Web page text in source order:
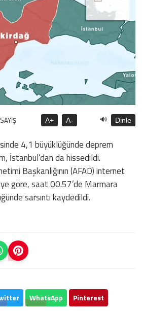
A+ A- 🔊 Dinle
4,1 büyüklüğünde deprem
İstanbul’dan da hissedildi.
Başkanlığının (AFAD) internet
göre, saat 00.57’de Marmara
sarsıntı kaydedildi.
WhatsApp Pinterest